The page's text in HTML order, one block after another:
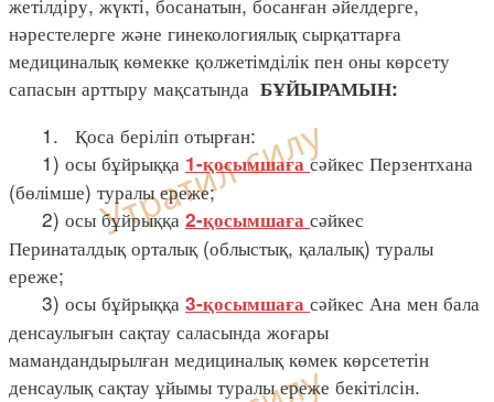
нәрестелерге және гинекологиялық сырқаттарға
медициналық көмекке қолжетімділік пен оны көрсету
сапасын арттыру мақсатында БҰЙЫРАМЫН:
1. Қоса беріліп отырған:
1) осы бұйрыққа 1-қосымшаға сәйкес Перзентхана
(бөлімше) туралы ереже;
2) осы бұйрыққа 2-қосымшаға сәйкес
Перинаталдық орталық (облыстық, қалалық) туралы
ереже;
3) осы бұйрыққа 3-қосымшаға сәйкес Ана мен бала
денсаулығын сақтау саласында жоғары
мамандандырылған медициналық көмек көрсететін
денсаулық сақтау ұйымы туралы ереже бекітілсін.